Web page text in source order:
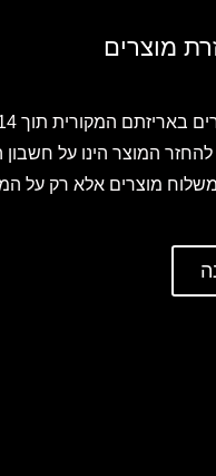
מוצרים
המוצר הינו על חשבון
מוצרים אלא רק על